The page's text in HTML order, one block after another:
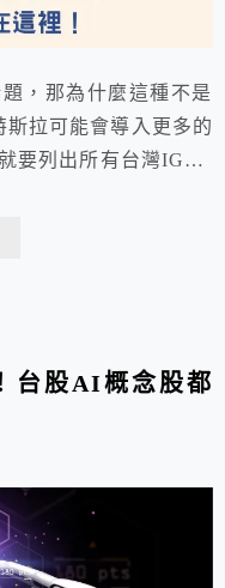
，那為什麼這種不是
拉可能會導入更多的
要列出所有台灣IGBT
司股票。
台股AI概念股都